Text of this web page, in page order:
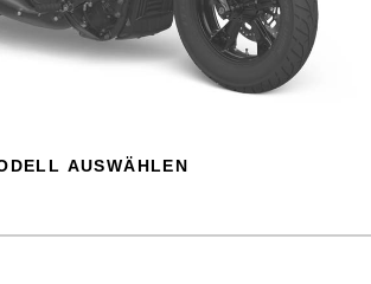
AUSWÄHLEN